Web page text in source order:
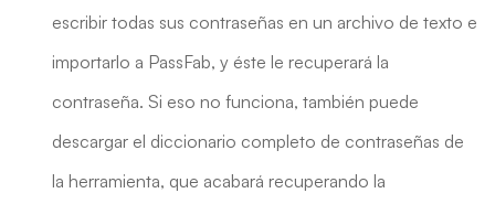
escribir todas sus contraseñas en un archivo de texto e
importarlo a PassFab, y éste le recuperará la
contraseña. Si eso no funciona, también puede
descargar el diccionario completo de contraseñas de
la herramienta, que acabará recuperando la